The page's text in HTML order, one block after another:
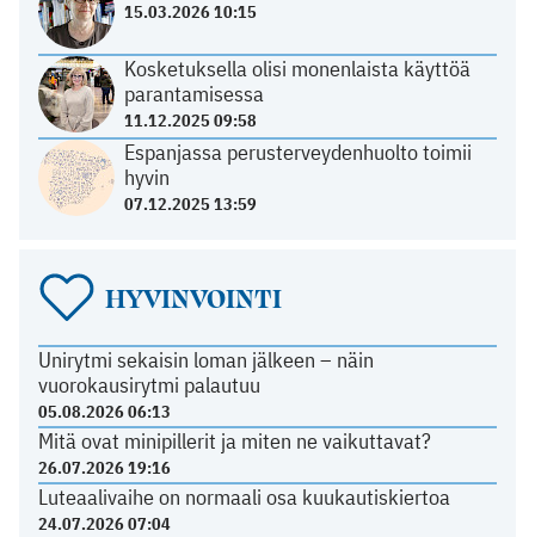
15.03.2026 10:15
Kosketuksella olisi monenlaista käyttöä
parantamisessa
11.12.2025 09:58
Espanjassa perusterveydenhuolto toimii
hyvin
07.12.2025 13:59
HYVINVOINTI
Unirytmi sekaisin loman jälkeen – näin
vuorokausirytmi palautuu
05.08.2026 06:13
Mitä ovat minipillerit ja miten ne vaikuttavat?
26.07.2026 19:16
Luteaalivaihe on normaali osa kuukautiskiertoa
24.07.2026 07:04